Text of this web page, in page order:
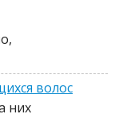
волос
них